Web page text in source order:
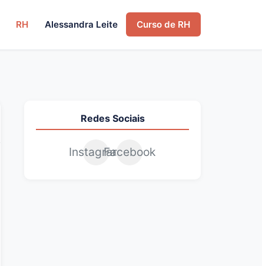
RH Alessandra Leite Curso de RH
Redes Sociais
InstagramFacebook